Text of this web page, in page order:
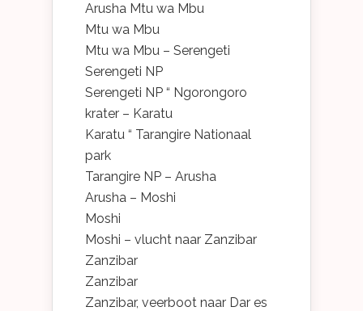
Arusha Mtu wa Mbu
Mtu wa Mbu
Mtu wa Mbu – Serengeti
Serengeti NP
Serengeti NP “ Ngorongoro
krater – Karatu
Karatu “ Tarangire Nationaal
park
Tarangire NP – Arusha
Arusha – Moshi
Moshi
Moshi – vlucht naar Zanzibar
Zanzibar
Zanzibar
Zanzibar, veerboot naar Dar es